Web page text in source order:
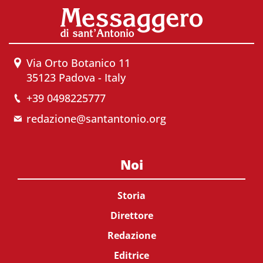
Via Orto Botanico 11
35123 Padova - Italy
+39 0498225777
redazione@santantonio.org
Noi
Storia
Direttore
Redazione
Editrice